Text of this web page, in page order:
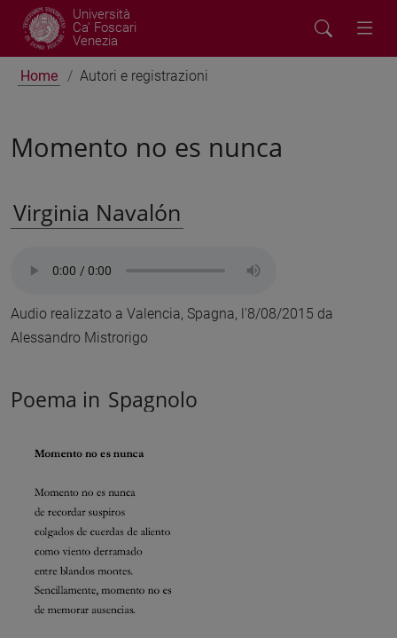
Università
Ca' Foscari
Venezia
Home Autori e registrazioni
Momento no es nunca
Virginia Navalón
Audio realizzato a Valencia, Spagna, l'8/08/2015 da
Alessandro Mistrorigo
Poema in Spagnolo